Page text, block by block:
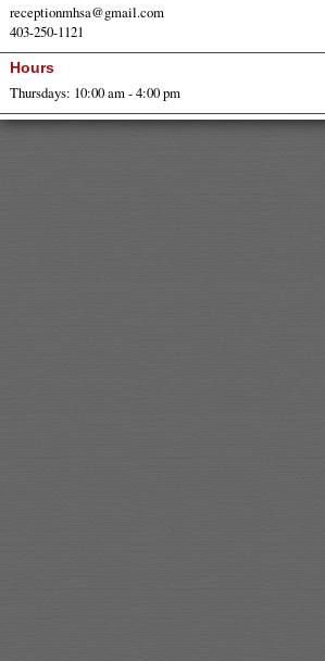
receptionmhsa@gmail.com
403-250-1121
Hours
Thursdays: 10:00 am - 4:00 pm